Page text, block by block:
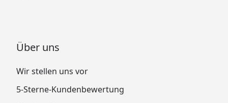
Über uns
Wir stellen uns vor
5-Sterne-Kundenbewertung